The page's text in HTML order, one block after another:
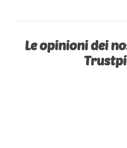
Le opinioni dei